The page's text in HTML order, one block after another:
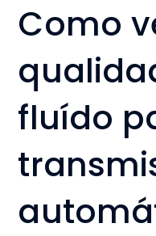
Como
fluído